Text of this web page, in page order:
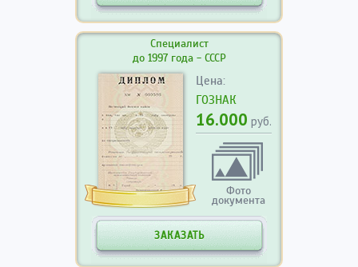
Специалист
до 1997 года - СССР
Цена:
ГОЗНАК
16.000 руб.
Фото
документа
ЗАКАЗАТЬ